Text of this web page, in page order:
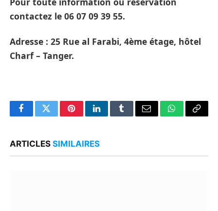
contactez le 06 07 09 39 55.
Adresse : 25 Rue al Farabi, 4ème étage, hôtel
Charf – Tanger.
FacebookTwitterPinterestLinkedInTumblrEmail WhatsApp
Copy
ARTICLES SIMILAIRES